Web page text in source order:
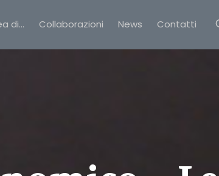
di… Collaborazioni News Contatti